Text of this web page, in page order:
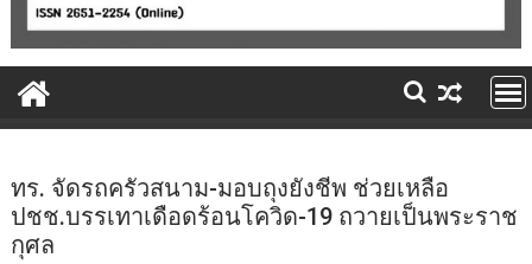
ทร. จัดรถครัวสนาม-มอบถุงยังชีพ ช่วยเหลือ
ปชช.บรรเทาเดือดร้อนโควิด-19 ถวายเป็นพระราช
กุศล